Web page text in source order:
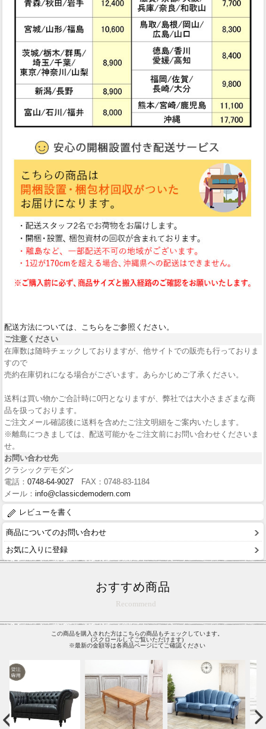
配送方法については、こちらをご参照ください。
ご注意ください
在庫数は随時チェックしておりますが、他サイトでの販売も行っておりま
すので
売約在庫切れになる場合がございます。あらかじめご了承ください。
送料は買い物かご合計時に0円となりますが、弊社では大小さまざまな商
品を扱っております。
ご注文メール確認後に送料を含めたご注文明細をご案内いたします。
※離島につきましては、配送可能かをご注文前にお問い合わせくださいま
せ。
お問い合わせ先
クラシックデモダン
電話： 0748-64-9027 FAX：0748-83-1184
メール： info@classicdemodern.com
レビューを書く
商品についてのお問い合わせ
お気に入りに登録
おすすめ商品
Recommend
この商品を購入された方はこちらの商品もチェックしています。
(スクロールしてご覧いただけます)
※最新の金額等は各商品ページにてご確認ください